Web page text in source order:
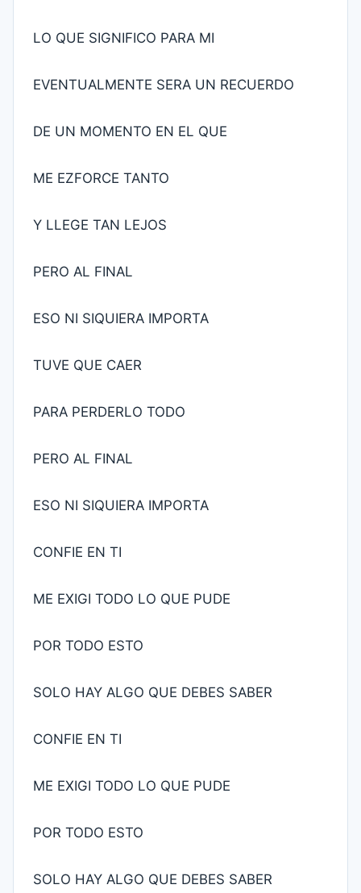
LO QUE SIGNIFICO PARA MI
EVENTUALMENTE SERA UN RECUERDO
DE UN MOMENTO EN EL QUE
ME EZFORCE TANTO
Y LLEGE TAN LEJOS
PERO AL FINAL
ESO NI SIQUIERA IMPORTA
TUVE QUE CAER
PARA PERDERLO TODO
PERO AL FINAL
ESO NI SIQUIERA IMPORTA
CONFIE EN TI
ME EXIGI TODO LO QUE PUDE
POR TODO ESTO
SOLO HAY ALGO QUE DEBES SABER
CONFIE EN TI
ME EXIGI TODO LO QUE PUDE
POR TODO ESTO
SOLO HAY ALGO QUE DEBES SABER